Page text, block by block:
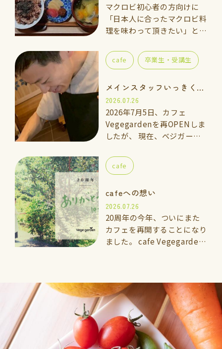
マクロビ初心者の方向けに
「日本人に合ったマクロビ料
理を味わって頂きたい」と思
た。 一緒に手を動かしなが
ら「玄米ご飯、ごま塩、重ね
てみませんか…
メインスタッフいっきくんのご紹介
2026.07.26
2026年7月5日、カフェ
Vegegardenを再OPENしま
したが、 現在、ベジガーデ
ている「いっきくん」にカフ
ェのメインスタッフとしてお
cafe 卒業生・受講生
cafeへの想い
2026.07.26
20周年の今年、ついにまた
カフェを再開することになり
ました。 cafe Vegegarden
cafe